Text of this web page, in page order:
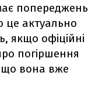
попереджень
це актуально
якщо офіційні
погіршення
що вона вже